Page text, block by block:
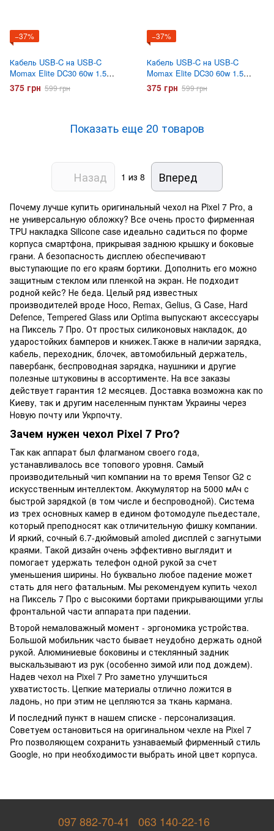
−37%
Кабель USB-C на USB-C
Momax Elite DC30 60w 1.5
метра Черный
375 грн 599 грн
−37%
Кабель USB-C на USB-C
Momax Elite DC30 60w 1.5
метра Серый
375 грн 599 грн
Показать еще 20 товаров
Назад 1 из 8 Вперед
Почему лучше купить оригинальный чехол на Pixel 7 Pro, а
не универсальную обложку? Все очень просто фирменная
TPU накладка Silicone case идеально садиться по форме
корпуса смартфона, прикрывая заднюю крышку и боковые
грани. А безопасность дисплею обеспечивают
выступающие по его краям бортики. Дополнить его можно
защитным стеклом или пленкой на экран. Не подходит
родной кейс? Не беда. Целый ряд известных
производителей вроде Hoco, Remax, Gelius, G Case, Hard
Defence, Tempered Glass или Optima выпускают аксессуары
на Пиксель 7 Про. От простых силиконовых накладок, до
ударостойких бамперов и книжек.Также в наличии зарядка,
кабель, переходник, блочек, автомобильный держатель,
павербанк, беспроводная зарядка, наушники и другие
полезные штуковины в ассортименте. На все заказы
действует гарантия 12 месяцев. Доставка возможна как по
Киеву, так и другим населенным пунктам Украины через
Новую почту или Укрпочту.
Зачем нужен чехол Pixel 7 Pro?
Так как аппарат был флагманом своего года,
устанавливалось все топового уровня. Самый
производительный чип компании на то время Tensor G2 с
искусственным интеллектом. Аккумулятор на 5000 мАч с
быстрой зарядкой (в том числе и беспроводной). Система
из трех основных камер в едином фотомодуле пьедестале,
который преподносят как отличительную фишку компании.
И яркий, сочный 6.7-дюймовый amoled дисплей с загнутыми
краями. Такой дизайн очень эффективно выглядит и
помогает удержать телефон одной рукой за счет
уменьшения ширины. Но буквально любое падение может
стать для него фатальным. Мы рекомендуем купить чехол
на Пиксель 7 Про с высокими бортами прикрывающими углы
фронтальной части аппарата при падении.
Второй немаловажный момент - эргономика устройства.
Большой мобильник часто бывает неудобно держать одной
рукой. Алюминиевые боковины и стеклянный задник
выскальзывают из рук (особенно зимой или под дождем).
Надев чехол на Pixel 7 Pro заметно улучшиться
ухватистость. Цепкие материалы отлично ложится в
ладонь, но при этим не цепляются за ткань кармана.
И последний пункт в нашем списке - персонализация.
Советуем остановиться на оригинальном чехле на Pixel 7
Pro позволяющем сохранить узнаваемый фирменный стиль
Google, но при необходимости выбрать иной цвет корпуса.
097 882-70-41 063 140-22-16